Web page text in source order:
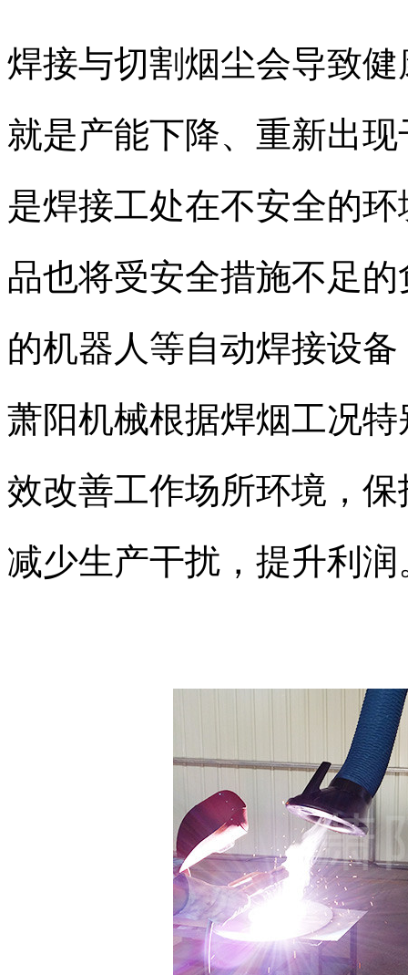
焊接与切割烟尘会导致
就是产能下降、重新出
是焊接工处在不安全的
品也将受安全措施不足
的机器人等自动焊接设
萧阳机械根据焊烟工况
效改善工作场所环境，
减少生产干扰，提升利润